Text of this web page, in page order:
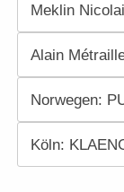
Meklin
Alain
Norwegen:
Köln: